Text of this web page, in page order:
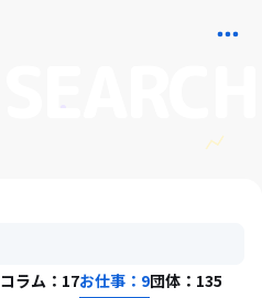
コラム：17お仕事：9団体：135